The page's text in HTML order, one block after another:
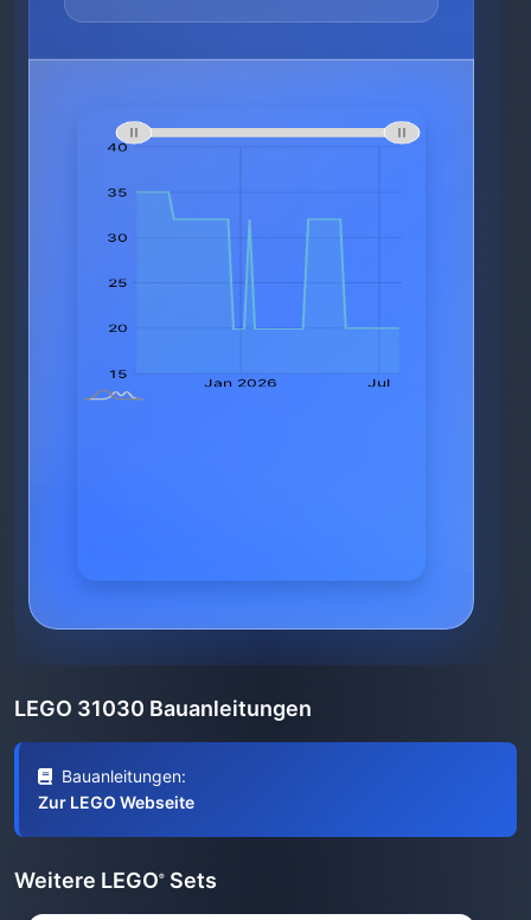
LEGO 31030 Bauanleitungen
Bauanleitungen:
Zur LEGO Webseite
Weitere LEGO® Sets